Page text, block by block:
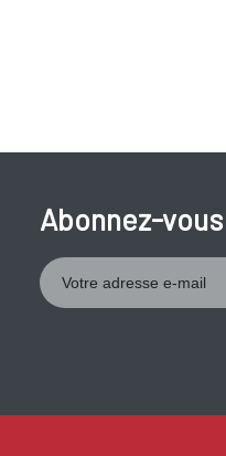
Abonnez-